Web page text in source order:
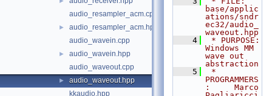
audio_resampler_acm.cpp
►
audio_resampler_acm.hpp
audio_wavein.cpp
►
audio_wavein.hpp
audio_waveout.cpp
►
audio_waveout.hpp
kkaudio.hpp
base/applic
ations/sndr
ec32/audio_
waveout.hpp
    4
* PURPOSE:
Windows MM
wave out
abstraction
    5
*
PROGRAMMERS
:     Marco